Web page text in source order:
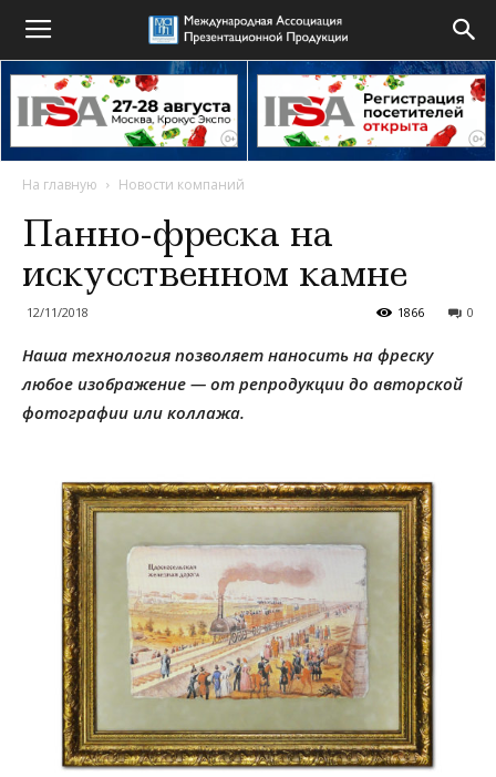
На главную Новости компаний
Панно-фреска на
искусственном камне
12/11/2018 0
1866
Наша технология позволяет наносить на фреску
любое изображение — от репродукции до авторской
фотографии или коллажа.